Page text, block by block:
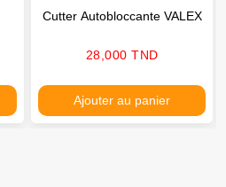
Cutter Autobloccante VALEX
Prix
28,000 TND
Ajouter au panier